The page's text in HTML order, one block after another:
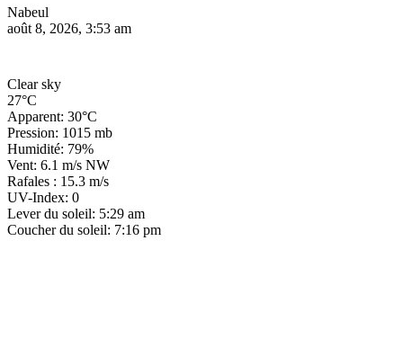
Nabeul
août 8, 2026, 3:53 am
Clear sky
27°C
Apparent: 30°C
Pression: 1015 mb
Humidité: 79%
Vent: 6.1 m/s NW
Rafales : 15.3 m/s
UV-Index: 0
Lever du soleil: 5:29 am
Coucher du soleil: 7:16 pm